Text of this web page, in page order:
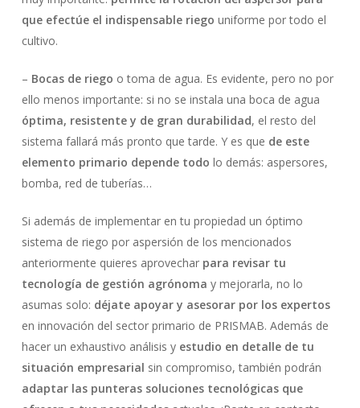
Go To Shop
que efectúe el indispensable riego uniforme por todo el
cultivo.
– Bocas de riego o toma de agua. Es evidente, pero no por
ello menos importante: si no se instala una boca de agua
óptima, resistente y de gran durabilidad, el resto del
sistema fallará más pronto que tarde. Y es que de este
elemento primario depende todo lo demás: aspersores,
bomba, red de tuberías…
Si además de implementar en tu propiedad un óptimo
sistema de riego por aspersión de los mencionados
anteriormente quieres aprovechar para revisar tu
tecnología de gestión agrónoma y mejorarla, no lo
asumas solo: déjate apoyar y asesorar por los expertos
en innovación del sector primario de PRISMAB. Además de
hacer un exhaustivo análisis y estudio en detalle de tu
situación empresarial sin compromiso, también podrán
adaptar las punteras soluciones tecnológicas que